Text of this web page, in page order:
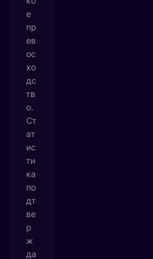
е
пр
ев
ос
хо
дс
тв
о.
Ст
ат
ис
ти
ка
по
дт
ве
р
ж
да